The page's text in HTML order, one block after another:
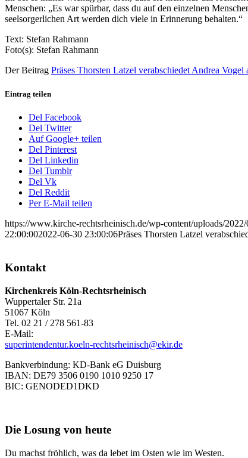
Menschen: „Es war spürbar, dass du auf den einzelnen
seelsorgerlichen Art werden dich viele in Erinnerung behalten.“
Text: Stefan Rahmann
Foto(s): Stefan Rahmann
Der Beitrag Präses Thorsten Latzel verabschiedet Andrea
Eintrag teilen
Del Facebook
Del Twitter
Auf Google+ teilen
Del Pinterest
Del Linkedin
Del Tumblr
Del Vk
Del Reddit
Per E-Mail teilen
https://www.kirche-rechtsrheinisch.de/wp-content/uploads/
22:00:002022-06-30 23:00:06Präses Thorsten Latzel
Kontakt
Kirchenkreis Köln-Rechtsrheinisch
Wuppertaler Str. 21a
51067 Köln
Tel. 02 21 / 278 561-83
E-Mail:
superintendentur.koeln-rechtsrheinisch@ekir.de
Bankverbindung: KD-Bank eG Duisburg
IBAN: DE79 3506 0190 1010 9250 17
BIC: GENODED1DKD
Die Losung von heute
Du machst fröhlich, was da lebet im Osten wie im Westen.